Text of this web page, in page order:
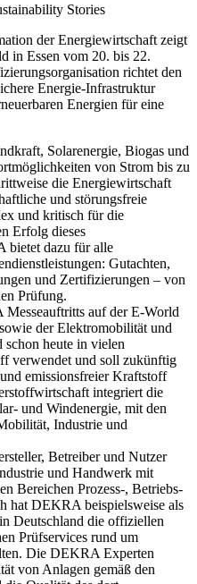
Stories
der Energiewirtschaft zeigt
in Essen vom 20. bis 22.
richtet den
Energie-Infrastruktur
Energien für eine
Solarenergie, Biogas und
von Strom bis zu
die Energiewirtschaft
und störungsfreie
und kritisch für die
Erfolg dieses
bietet dazu für alle
Gutachten,
und Zertifizierungen – von
Prüfung.
auf der E-World
der Elektromobilität und
heute in vielen
verwendet und soll zukünftig
emissionsfreier Kraftstoff
integriert die
und Windenergie, mit den
Industrie und
Betreiber und Nutzer
und Handwerk mit
Bereichen Prozess-, Betriebs-
hat DEKRA beispielsweise als
Deutschland die offiziellen
Prüfservices rund um
Die DEKRA Experten
von Anlagen gemäß den